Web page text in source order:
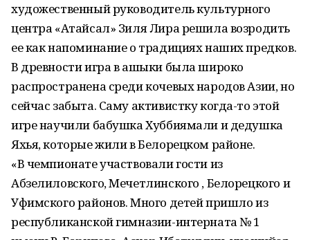
художественный руководитель культурного
центра «Атайсал» Зиля Лира решила возродить
ее как напоминание о традициях наших предков.
В древности игра в ашыки была широко
распространена среди кочевых народов Азии, но
сейчас забыта. Саму активистку когда-то этой
игре научили бабушка Хуббиямали и дедушка
Яхья, которые жили в Белорецком районе.
«В чемпионате участвовали гости из
Абзелиловского, Мечетлинского , Белорецкого и
Уфимского районов. Много детей пришло из
республиканской гимназии-интерната № 1